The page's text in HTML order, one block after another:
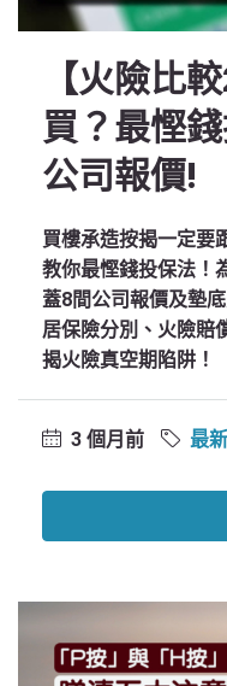
【火險比
買？最慳
公司報價!
買樓承造按揭一定要
教你最慳錢投保法！
蓋8間公司報價及墊
居保險分別、火險賠
揭火險真空期陷阱！
3 個月前 最